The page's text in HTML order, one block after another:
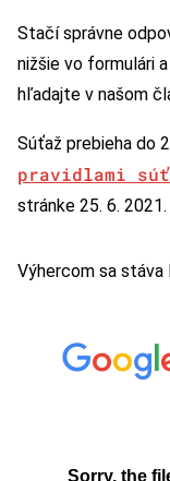
Stačí správne
nižšie vo formulári
hľadajte v našom
Súťaž prebieha do
pravidlami
stránke 25. 6. 2021.
Výhercom sa stáva